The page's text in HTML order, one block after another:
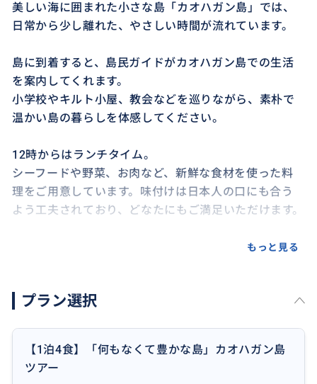
美しい海に囲まれた小さな島「カオハガン島」では、
日常から少し離れた、やさしい時間が流れています。
島に到着すると、島民ガイドがカオハガン島での生活
を案内してくれます。
小学校やキルト小屋、教会などを巡りながら、素朴で
温かい島の暮らしを体感してください。
12時からはランチタイム。
シーフードや野菜、お肉など、新鮮な食材を使った料
理をご用意しています。味付けは日本人の口にも合う
よう工夫されており、どなたにもご満足いただけます。
午後は、島ならではのアクティビティをお楽しみくださ
出に残る体験ばかりです。
・サンゴ礁保護区でのシュノーケリング
・折れ珊瑚のアクセサリー作り
もっと見る
プラン選択
【1泊4食】「何もなくて豊かな島」カオハガン島
ツアー